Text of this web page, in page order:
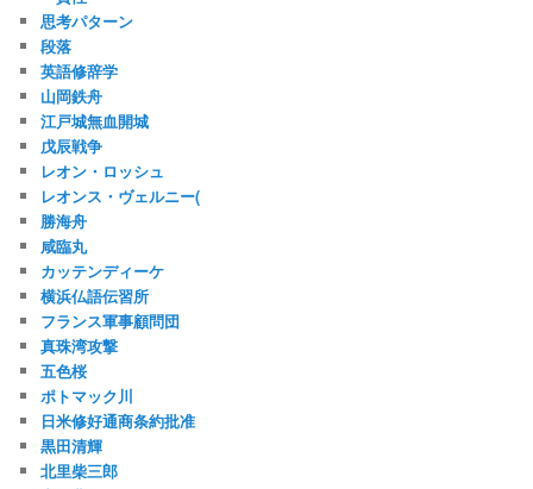
思考パターン
段落
英語修辞学
山岡鉄舟
江戸城無血開城
戊辰戦争
レオン・ロッシュ
レオンス・ヴェルニー(
勝海舟
咸臨丸
カッテンディーケ
横浜仏語伝習所
フランス軍事顧問団
真珠湾攻撃
五色桜
ポトマック川
日米修好通商条約批准
黒田清輝
北里柴三郎